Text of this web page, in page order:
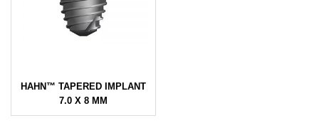
HAHN™ TAPERED IMPLANT
7.0 X 8 MM